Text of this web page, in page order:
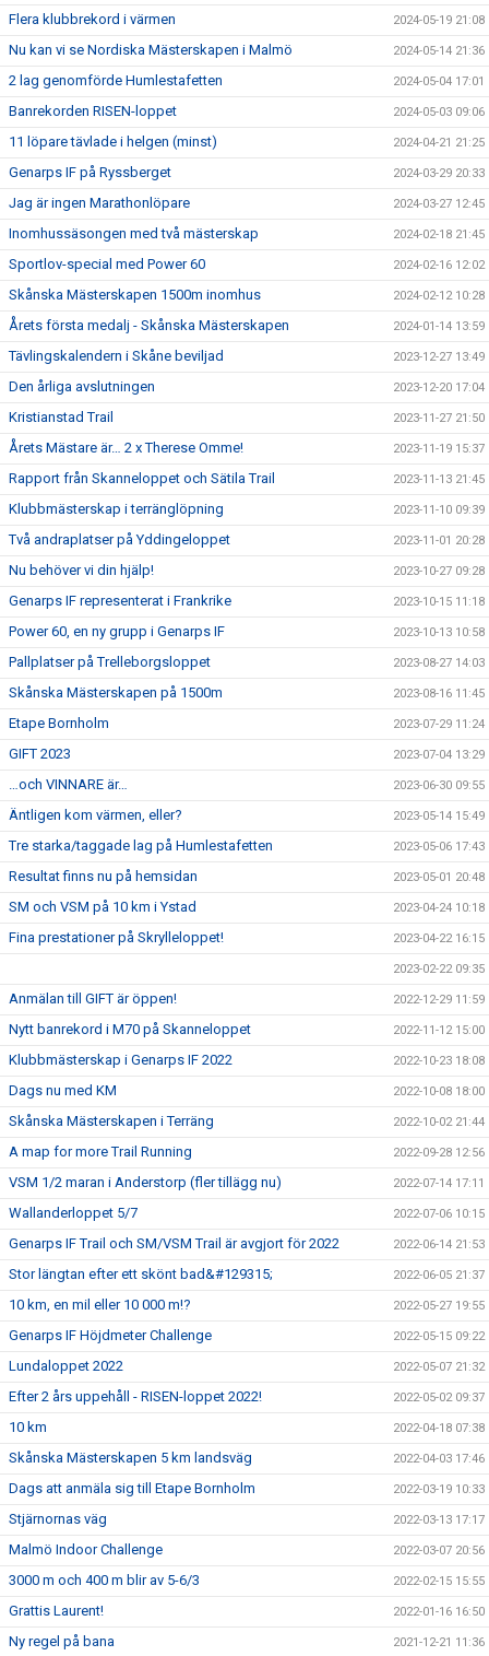
Flera klubbrekord i värmen 2024-05-19 21:08
Nu kan vi se Nordiska Mästerskapen i Malmö 2024-05-14 21:36
2 lag genomförde Humlestafetten 2024-05-04 17:01
Banrekorden RISEN-loppet 2024-05-03 09:06
11 löpare tävlade i helgen (minst) 2024-04-21 21:25
Genarps IF på Ryssberget 2024-03-29 20:33
Jag är ingen Marathonlöpare 2024-03-27 12:45
Inomhussäsongen med två mästerskap 2024-02-18 21:45
Sportlov-special med Power 60 2024-02-16 12:02
Skånska Mästerskapen 1500m inomhus 2024-02-12 10:28
Årets första medalj - Skånska Mästerskapen 2024-01-14 13:59
Tävlingskalendern i Skåne beviljad 2023-12-27 13:49
Den årliga avslutningen 2023-12-20 17:04
Kristianstad Trail 2023-11-27 21:50
Årets Mästare är… 2 x Therese Omme! 2023-11-19 15:37
Rapport från Skanneloppet och Sätila Trail 2023-11-13 21:45
Klubbmästerskap i terränglöpning 2023-11-10 09:39
Två andraplatser på Yddingeloppet 2023-11-01 20:28
Nu behöver vi din hjälp! 2023-10-27 09:28
Genarps IF representerat i Frankrike 2023-10-15 11:18
Power 60, en ny grupp i Genarps IF 2023-10-13 10:58
Pallplatser på Trelleborgsloppet 2023-08-27 14:03
Skånska Mästerskapen på 1500m 2023-08-16 11:45
Etape Bornholm 2023-07-29 11:24
GIFT 2023 2023-07-04 13:29
…och VINNARE är… 2023-06-30 09:55
Äntligen kom värmen, eller? 2023-05-14 15:49
Tre starka/taggade lag på Humlestafetten 2023-05-06 17:43
Resultat finns nu på hemsidan 2023-05-01 20:48
SM och VSM på 10 km i Ystad 2023-04-24 10:18
Fina prestationer på Skrylleloppet! 2023-04-22 16:15
2023-02-22 09:35
Anmälan till GIFT är öppen! 2022-12-29 11:59
Nytt banrekord i M70 på Skanneloppet 2022-11-12 15:00
Klubbmästerskap i Genarps IF 2022 2022-10-23 18:08
Dags nu med KM 2022-10-08 18:00
Skånska Mästerskapen i Terräng 2022-10-02 21:44
A map for more Trail Running 2022-09-28 12:56
VSM 1/2 maran i Anderstorp (fler tillägg nu) 2022-07-14 17:11
Wallanderloppet 5/7 2022-07-06 10:15
Genarps IF Trail och SM/VSM Trail är avgjort för 2022 2022-06-14 21:53
Stor längtan efter ett skönt bad&#129315; 2022-06-05 21:37
10 km, en mil eller 10 000 m!? 2022-05-27 19:55
Genarps IF Höjdmeter Challenge 2022-05-15 09:22
Lundaloppet 2022 2022-05-07 21:32
Efter 2 års uppehåll - RISEN-loppet 2022! 2022-05-02 09:37
10 km 2022-04-18 07:38
Skånska Mästerskapen 5 km landsväg 2022-04-03 17:46
Dags att anmäla sig till Etape Bornholm 2022-03-19 10:33
Stjärnornas väg 2022-03-13 17:17
Malmö Indoor Challenge 2022-03-07 20:56
3000 m och 400 m blir av 5-6/3 2022-02-15 15:55
Grattis Laurent! 2022-01-16 16:50
Ny regel på bana 2021-12-21 11:36